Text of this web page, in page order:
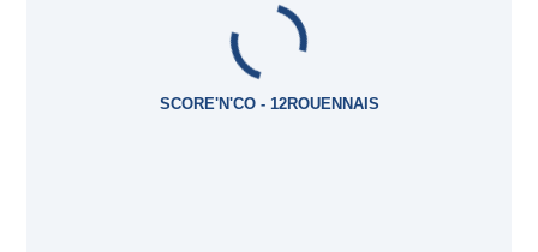
SCORE'N'CO - 12ROUENNAIS